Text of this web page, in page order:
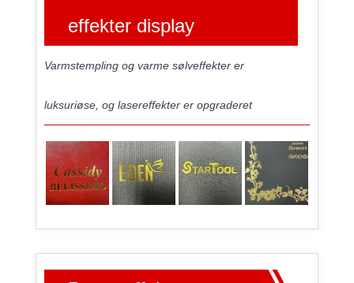
effekter display
Varmstempling og varme sølveffekter er
luksuriøse, og lasereffekter er opgraderet